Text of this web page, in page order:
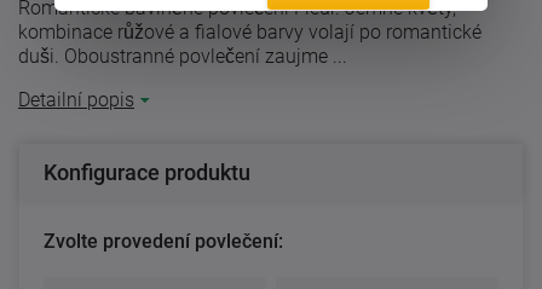
Romantické bavlněné povlečení Fleur. Jemné květy,
kombinace růžové a fialové barvy volají po romantické
duši. Oboustranné povlečení zaujme ...
Detailní popis
Konfigurace produktu
Zvolte provedení povlečení: